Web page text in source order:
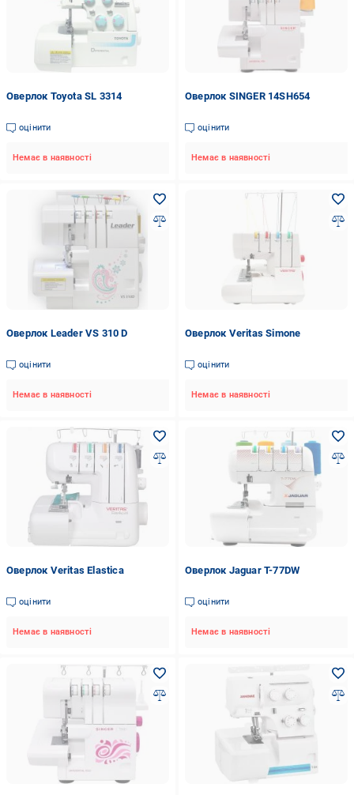
Оверлок Toyota SL 3314
оцінити
Немає в наявності
Оверлок SINGER 14SH654
оцінити
Немає в наявності
Оверлок Leader VS 310 D
оцінити
Немає в наявності
Оверлок Veritas Simone
оцінити
Немає в наявності
Оверлок Veritas Elastica
оцінити
Немає в наявності
Оверлок Jaguar T-77DW
оцінити
Немає в наявності